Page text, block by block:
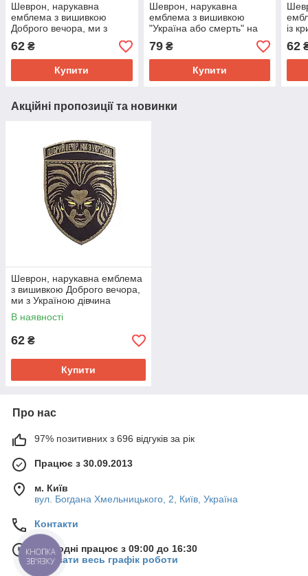
Шеврон, нарукавна
емблема з вишивкою
Доброго вечора, ми з
Валькірія на липучці
Розмір 70×95мм
62 ₴
Купити
Шеврон, нарукавна
емблема з вишивкою
"Україна або смерть" на
липучці Розмір 100×75мм
79₴
Купити
із
62
Акційні пропозиції та новинки
Шеврон, нарукавна емблема
з вишивкою Доброго вечора,
ми з Україною дівчина
Валькірія на липучці Розмір
70×95мм
В наявності
62 ₴
Купити
Про нас
97% позитивних з 696 відгуків за рік
Працює з 30.09.2013
м. Київ
вул. Богдана Хмельницького, 2, Київ, Україна
Контакти
Сьогодні працює з 09:00 до 16:30
Показати весь графік роботи
КНОПКА
ЗВ'ЯЗКУ